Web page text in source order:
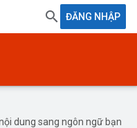
ĐĂNG NHẬP
dung sang ngôn ngữ bạn